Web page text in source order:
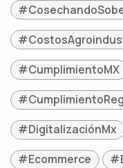
#CumplimientoMX
#DigitalizaciónMx
#Ecommerce